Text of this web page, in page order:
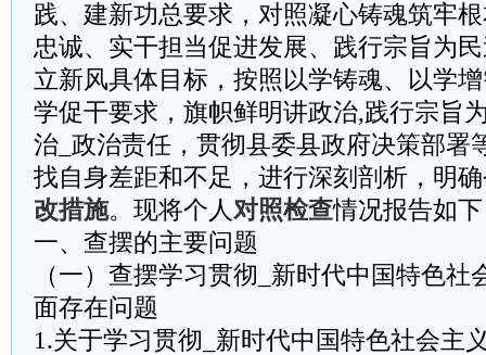
践、建新功总要求，对照凝心铸魂筑牢
忠诚、实干担当促进发展、践行宗旨为
立新风具体目标，按照以学铸魂、以学
学促干要求，旗帜鲜明讲政治,践行宗旨
治_政治责任，贯彻县委县政府决策部署
找自身差距和不足，进行深刻剖析，明
改措施。现将个人对照检查情况报告如
一、查摆的主要问题
（一）查摆学习贯彻_新时代中国特色社
面存在问题
1.关于学习贯彻_新时代中国特色社会主